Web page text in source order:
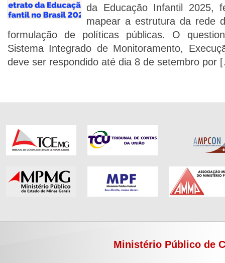
da Educação Infantil 2025,
mapear a estrutura da rede
formulação de políticas públicas. O
Sistema Integrado de Monitoramento,
deve ser respondido até dia 8 de setembro por
Ministério Público de